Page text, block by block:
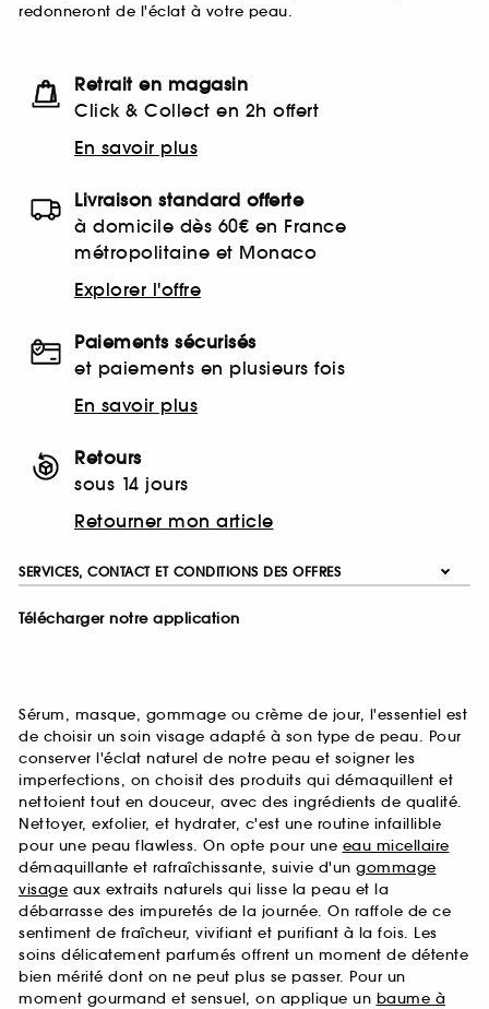
redonneront de l'éclat à votre peau.
Retrait en magasin
Click & Collect en 2h offert
En savoir plus
Livraison standard offerte
à domicile dès 60€ en France
métropolitaine et Monaco
Explorer l'offre
Paiements sécurisés
et paiements en plusieurs fois
En savoir plus
Retours
sous 14 jours
Retourner mon article
SERVICES, CONTACT ET CONDITIONS DES OFFRES
Télécharger notre application
Sérum, masque, gommage ou crème de jour, l'essentiel est
de choisir un soin visage adapté à son type de peau. Pour
conserver l'éclat naturel de notre peau et soigner les
imperfections, on choisit des produits qui démaquillent et
nettoient tout en douceur, avec des ingrédients de qualité.
Nettoyer, exfolier, et hydrater, c'est une routine infaillible
pour une peau flawless. On opte pour une eau micellaire
démaquillante et rafraîchissante, suivie d'un gommage
visage aux extraits naturels qui lisse la peau et la
débarrasse des impuretés de la journée. On raffole de ce
sentiment de fraîcheur, vivifiant et purifiant à la fois. Les
soins délicatement parfumés offrent un moment de détente
bien mérité dont on ne peut plus se passer. Pour un
moment gourmand et sensuel, on applique un baume à